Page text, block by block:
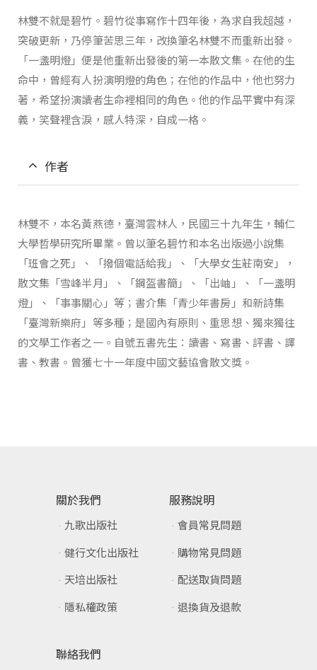
林雙不就是碧竹。碧竹從事寫作十四年後，為求自我超越，
突破更新，乃停筆苦思三年，改換筆名林雙不而重新出發。
「一盞明燈」便是他重新出發後的第一本散文集。在他的生
命中，曾經有人扮演明燈的角色；在他的作品中，他也努力
著，希望扮演讀者生命裡相同的角色。他的作品平實中有深
義，笑聲裡含淚，感人特深，自成一格。
作者
林雙不，本名黃燕德，臺灣雲林人，民國三十九年生，輔仁
大學哲學研究所畢業。曾以筆名碧竹和本名出版過小說集
「班會之死」、「撥個電話給我」、「大學女生莊南安」，
散文集「雪峰半月」、「鋼盔書簡」、「出岫」、「一盞明
燈」、「事事關心」等；書介集「青少年書房」和新詩集
「臺灣新樂府」等多種；是國內有原則、重思想、獨來獨往
的文學工作者之一。自號五書先生：讀書、寫書、評書、譯
書、教書。曾獲七十一年度中國文藝協會散文獎。
關於我們
九歌出版社
健行文化出版社
天培出版社
隱私權政策
服務說明
會員常見問題
購物常見問題
配送取貨問題
退換貨及退款
聯絡我們